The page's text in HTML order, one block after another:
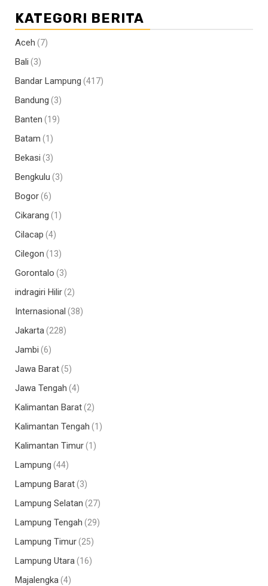
KATEGORI BERITA
Aceh (7)
Bali (3)
Bandar Lampung (417)
Bandung (3)
Banten (19)
Batam (1)
Bekasi (3)
Bengkulu (3)
Bogor(6)
Cikarang (1)
Cilacap (4)
Cilegon (13)
Gorontalo (3)
indragiri Hilir(2)
Internasional (38)
Jakarta(228)
Jambi (6)
Jawa Barat(5)
Jawa Tengah (4)
Kalimantan Barat(2)
Kalimantan Tengah (1)
Kalimantan Timur(1)
Lampung (44)
Lampung Barat(3)
Lampung Selatan (27)
Lampung Tengah (29)
Lampung Timur(25)
Lampung Utara(16)
Majalengka(4)